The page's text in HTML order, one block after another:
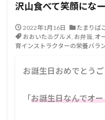
沢山食べて笑顔にな
2022年1月16日
たまりば
おおいた♨グルメ, お弁当, オ
育インストラクターの栄養バラ
お誕生日おめでとう
「お誕生日なんでオ